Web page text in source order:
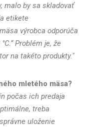
malo by sa skladovať
etikete
výrobca odporúča
Problém je, že
na takéto produkty."
mletého mäsa?
počas ich predaja
treba
uloženie